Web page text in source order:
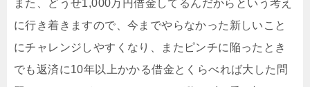
また、どうせ1,000万円借金してるんだからという考え
に行き着きますので、今までやらなかった新しいこと
にチャレンジしやすくなり、またピンチに陥ったとき
でも返済に10年以上かかる借金とくらべれば大した問